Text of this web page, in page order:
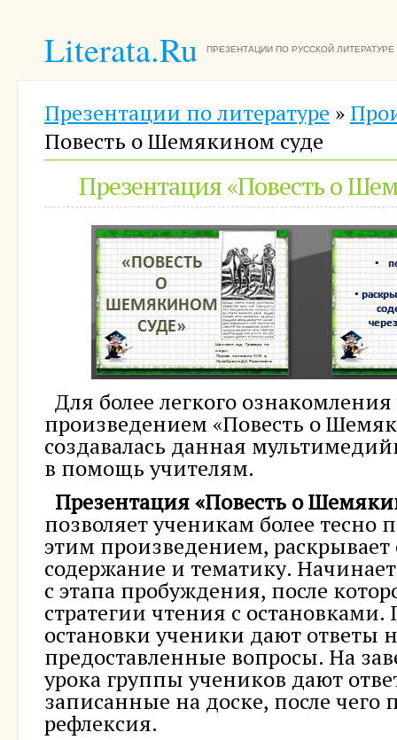
Literata.Ru ПРЕЗЕНТАЦИИ ПО РУССКОЙ ЛИТЕРАТУРЕ
Презентации по литературе »
Повесть о Шемякином суде
Презентация «Повесть о
Для более легкого
произведением «Повесть о
создавалась данная
в помощь учителям.
Презентация «Повесть о
позволяет ученикам более тесно
этим произведением, раскрывает
содержание и тематику.
с этапа пробуждения, после
стратегии чтения с
остановки ученики дают ответы
предоставленные вопросы. На
урока группы учеников дают
записанные на доске, после чего
рефлексия.